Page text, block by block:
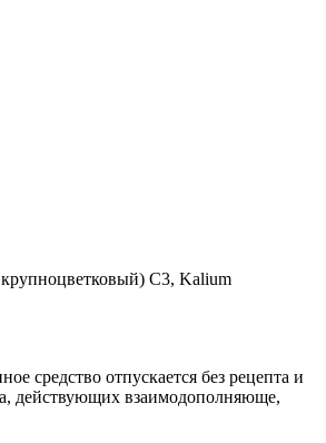
крупноцветковый) C3, Kalium
средство отпускается без рецепта и
действующих взаимодополняюще,